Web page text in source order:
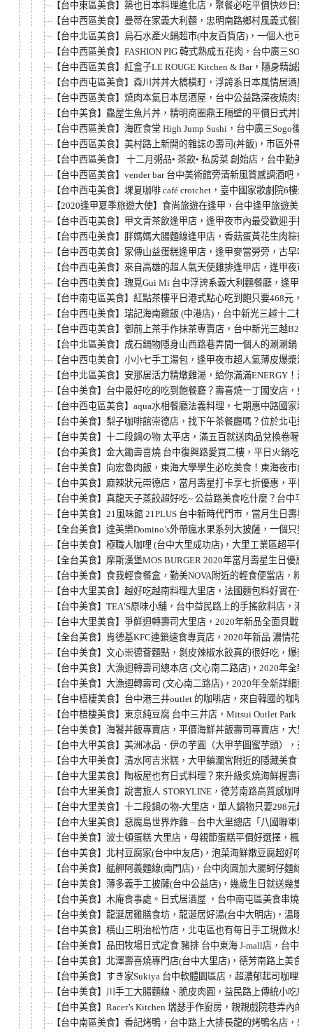
【台中東區美食】築也日本料理進化店，聚餐必吃平價快炒日
【台中西區美食】曼蒂在家義大利麵，忠明南路鄉村風義式餐
【台中北區美食】烏石水產火鍋超市(中友百貨店)，一個人也
【台中西區美食】FASHION PIG 韓式熟成五花肉，台中廣三
【台中西區美食】紅盒子LE ROUGE Kitchen & Bar，隱身精誠
【台中西屯區美食】森川丼丼大橋橫町，浮誇系日本風情居酒
【台中西區美食】燒肉本氣日本居酒屋，台中公益路深夜燒肉
【台中美食】鱻屋生魚片丼，精明商圈鼎王隔壁的平價日式丼
【台中西區美食】海匠食堂 High Jump Sushi，台中廣三Sogo
【台中西區美食】美村路上新開的雜誌の壽司(丼飯)，市區外帶
【台中西區美食】 十二月粥品• 茶飲• 私房菜 創始店，台中勤
【台中西區美食】vender bar 台中美術館旁清新風質感調酒吧
【台中西屯美食】堁夏咖啡 café crotchet，臺中國家歌劇院6樓
【2020逢甲夏季旅遊大使】食尚旅遊在逢甲，台中逢甲旅遊美
【台中西屯美食】甲文青茶飲逢甲店，逢甲夜市內最受歡迎手
【台中西屯美食】胖媽媽大腸麵線逢甲店，香菇蛋黃花生肉粽
【台中西屯美食】家傳山益蛋糕逢甲店，逢甲麥當勞旁，古早
【台中西屯美食】來自高雄的超人氣天使雞排逢甲店，逢甲夜
【台中西屯美食】瑰覓Gui Mi 台中浮誇系義大利麵餐廳，逢甲
【台中南屯區美食】紅點茶樓平日港式點心吃到飽只要468元
【台中西屯美食】瑞記海南雞飯 (中港店)，台中新光三越十二
【台中西屯美食】御前上茶手作抹茶專賣店，台中新光三越B2
【台中北區美食】成石鍋物隱身山西路巷弄間一個人的涮涮鍋
【台中西屯美食】小小七手工湯包，逢甲夜市超人氣薄皮爆漿
【台中北區美食】安那居活力精燉雞湯，給你滿滿ENERGY！
【台中美食】台中最好吃的吃到飽餐廳？壽喜燒一丁國安店，
【台中西屯區美食】aqua水相餐廳法義料理，七期惠中路國家
【台中美食】梨子咖啡館崇德店，找下午茶餐廳嗎？位於北屯
【台中美食】十二段鍋の物 太平店，滿五百就送肉品兌換卷喔
【台中美食】金大鋤壽喜燒 台中復興路愛買二樓，平日火鍋吃
【台中美食】向宏魯肉飯，東海大學學生必吃美食！東海夜市內
【台中美食】麻辣狀元崇德店，當月壽星打卡享七折優惠，平
【台中美食】真龍天子蒸餃超好吃~ 公益路美食吃什麼？台中
【台中美食】21風味館 21PLUS 台中新時代門市，當月生日壽
【全台美食】達美樂Domino’s外帶瘋水果系列大披薩，一個只
【台中美食】極職人咖哩 (台中大里成功店)，大里工業區超平
【全台美食】摩斯漢堡MOS BURGER 2020年當月壽星生日優
【台中美食】食我輕食餐盒，勤美NOVA附近的輕食便當店，
【台中大里美食】越好吃越南料理大里店，法國麵包料好實在
【台中美食】TEA’S原味小舖，台中益民路上的手搖飲料店，港
【台中大里美食】爭鮮迴轉壽司大里店，2020年新品全面貝戰
【全台美食】肯德基KFC連鎖速食專賣店，2020年新品 濃情花
【台中美食】文心崇德薈麵點，剝皮辣椒水餃真的很好吃，爆
【台中美食】大漁迴轉壽司總本店 (文心南二路店)，2020年全
【台中美食】大漁迴轉壽司 (文心南二路店)，2020年全新詳細
【台中梧棲美食】台中港三井outlet 的咖啡店，來自韓國的咖啡
【台中梧棲美食】東京純豆腐 台中三井店，Mitsui Outlet Park
【台中美食】海饕丼飯專賣店，平價海鮮丼飯壽司專賣店，大
【台中大甲美食】美洲冰品．伊の芋圓（大甲芋圓蜜芋頭），
【台中大甲美食】清水阿吉米糕，大甲鎮瀾宮附近的隱藏美食
【台中大里美食】陶板屋也有日式料理？來升級炙燒海鮮握壽
【台中大里美食】說書旅人 STORYLINE，德芳南路高質感咖
【台中大里美食】十二段鍋の物-大里店，單人鍋物只要298元
【台中大里美食】惡魔島世界炸雞 – 台中大里總店「八國聯軍
【台中美食】波士頓蛋糕 大里店，母親節蛋糕平價好選擇，楓
【台中美食】北村豆腐家(台中中友店)，泡菜海鮮嫩豆腐超好
【台中美食】艋舺阿義麵線(南門店)，台中肉圓加大腸蚵仔麵
【台中美食】薄多義手工披薩(台中公益店)，幾歲生日就送幾
【台中美食】木庵食事處。日式居酒屋 ，台中南屯區美食串燒
【台中美食】龍涎居雞膳食坊，龍涎居好湯(台中大明店)，溫
【台中美食】橫山三明治松竹店，北屯區也有每日手工現做水
【台中美食】品田牧場日式定食.豬排 台中東海 J-mall店，台中
【台中美食】北澤壽喜燒專門店(台中大里店)，德芳南路上美
【台中美食】すき家Sukiya 台中軟體園區店，超濃郁起司咖哩
【台中美食】川手工大腸麵線、脆皮肉圓，益民路上傳統小吃
【台中美食】Racer’s Kitchen 瑞瑟手作廚房，親親戲院巷弄內
【台中南區美食】香記烤鴨，台中路上大排長龍的烤鴨名店，